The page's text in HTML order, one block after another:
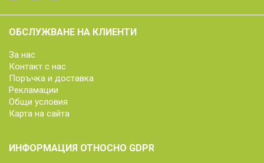
ОБСЛУЖВАНЕ НА КЛИЕНТИ
За нас
Контакт с нас
Поръчка и доставка
Рекламации
Общи условия
Карта на сайта
ИНФОРМАЦИЯ ОТНОСНО GDPR